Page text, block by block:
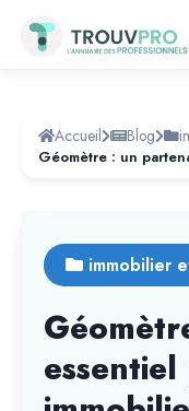
Accueil Blog
immobilier